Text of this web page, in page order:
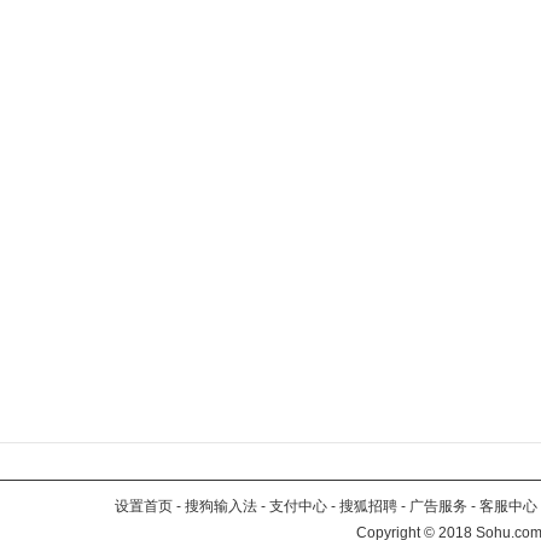
设置首页 - 搜狗输入法 - 支付中心 - 搜狐招聘 - 广告服务 - 客服中心
Copyright©2018